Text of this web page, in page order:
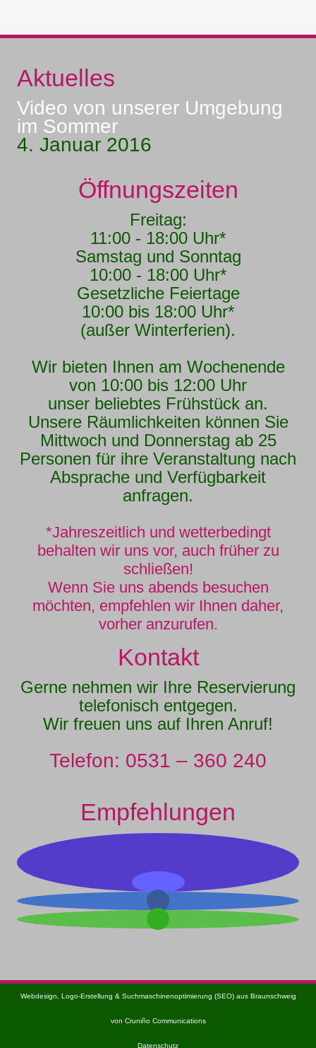
Aktuelles
Video von unserer Umgebung
im Sommer
4. Januar 2016
Öffnungszeiten
Freitag:
11:00 - 18:00 Uhr*
Samstag und Sonntag
10:00 - 18:00 Uhr*
Gesetzliche Feiertage
10:00 bis 18:00 Uhr*
(außer Winterferien).
Wir bieten Ihnen am Wochenende
von 10:00 bis 12:00 Uhr
unser beliebtes Frühstück an.
Unsere Räumlichkeiten können Sie
Mittwoch und Donnerstag ab 25
Personen für ihre Veranstaltung nach
Absprache und Verfügbarkeit
anfragen.
*Jahreszeitlich und wetterbedingt
behalten wir uns vor, auch früher zu
schließen!
Wenn Sie uns abends besuchen
möchten, empfehlen wir Ihnen daher,
vorher anzurufen.
Kontakt
Gerne nehmen wir Ihre Reservierung
telefonisch entgegen.
Wir freuen uns auf Ihren Anruf!
Telefon: 0531 – 360 240
Empfehlungen
Webdesign, Logo-Erstellung & Suchmaschinenoptimierung (SEO) aus Braunschweig
von Cruniño Communications
Datenschutz